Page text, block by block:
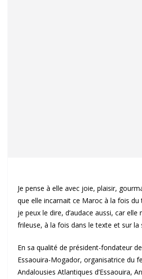
Je pense à elle avec joie, plaisir,
que elle incarnait ce Maroc à la fois
je peux le dire, d’audace aussi, car elle
frileuse, à la fois dans le texte et sur la
En sa qualité de président-fondateur
Essaouira-Mogador, organisatrice du
Andalousies Atlantiques d’Essaouira,